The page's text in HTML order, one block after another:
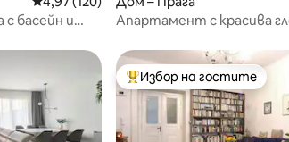
с басейн и
Апартамент с красива
Най-популярен избор на
Избор на гостите